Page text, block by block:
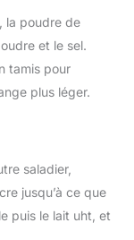
la poudre de
et le sel.
tamis pour
plus léger.
saladier,
jusqu’à ce que
puis le lait uht, et